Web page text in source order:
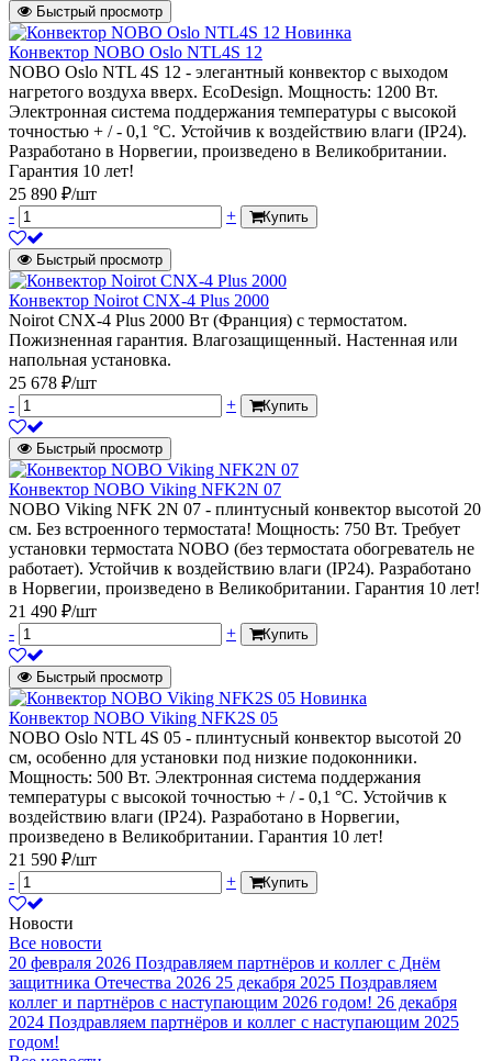
Быстрый просмотр
Новинка
Конвектор NOBO Oslo NTL4S 12
NOBO Oslo NTL 4S 12 - элегантный конвектор с выходом
нагретого воздуха вверх. EcoDesign. Мощность: 1200 Вт.
Электронная система поддержания температуры с высокой
точностью + / - 0,1 °C. Устойчив к воздействию влаги (IP24).
Разработано в Норвегии, произведено в Великобритании.
Гарантия 10 лет!
25 890 ₽/шт
-
+ Купить
Быстрый просмотр
Конвектор Noirot CNX-4 Plus 2000
Noirot CNX-4 Plus 2000 Вт (Франция) с термостатом.
Пожизненная гарантия. Влагозащищенный. Настенная или
напольная установка.
25 678 ₽/шт
-
+ Купить
Быстрый просмотр
Конвектор NOBO Viking NFK2N 07
NOBO Viking NFK 2N 07 - плинтусный конвектор высотой 20
см. Без встроенного термостата! Мощность: 750 Вт. Требует
установки термостата NOBO (без термостата обогреватель не
работает). Устойчив к воздействию влаги (IP24). Разработано
в Норвегии, произведено в Великобритании. Гарантия 10 лет!
21 490 ₽/шт
-
+ Купить
Быстрый просмотр
Новинка
Конвектор NOBO Viking NFK2S 05
NOBO Oslo NTL 4S 05 - плинтусный конвектор высотой 20
см, особенно для установки под низкие подоконники.
Мощность: 500 Вт. Электронная система поддержания
температуры с высокой точностью + / - 0,1 °C. Устойчив к
воздействию влаги (IP24). Разработано в Норвегии,
произведено в Великобритании. Гарантия 10 лет!
21 590 ₽/шт
-
+ Купить
Новости
Все новости
20 февраля 2026 Поздравляем партнёров и коллег с Днём
защитника Отечества 2026 25 декабря 2025 Поздравляем
коллег и партнёров с наступающим 2026 годом! 26 декабря
2024 Поздравляем партнёров и коллег с наступающим 2025
годом!